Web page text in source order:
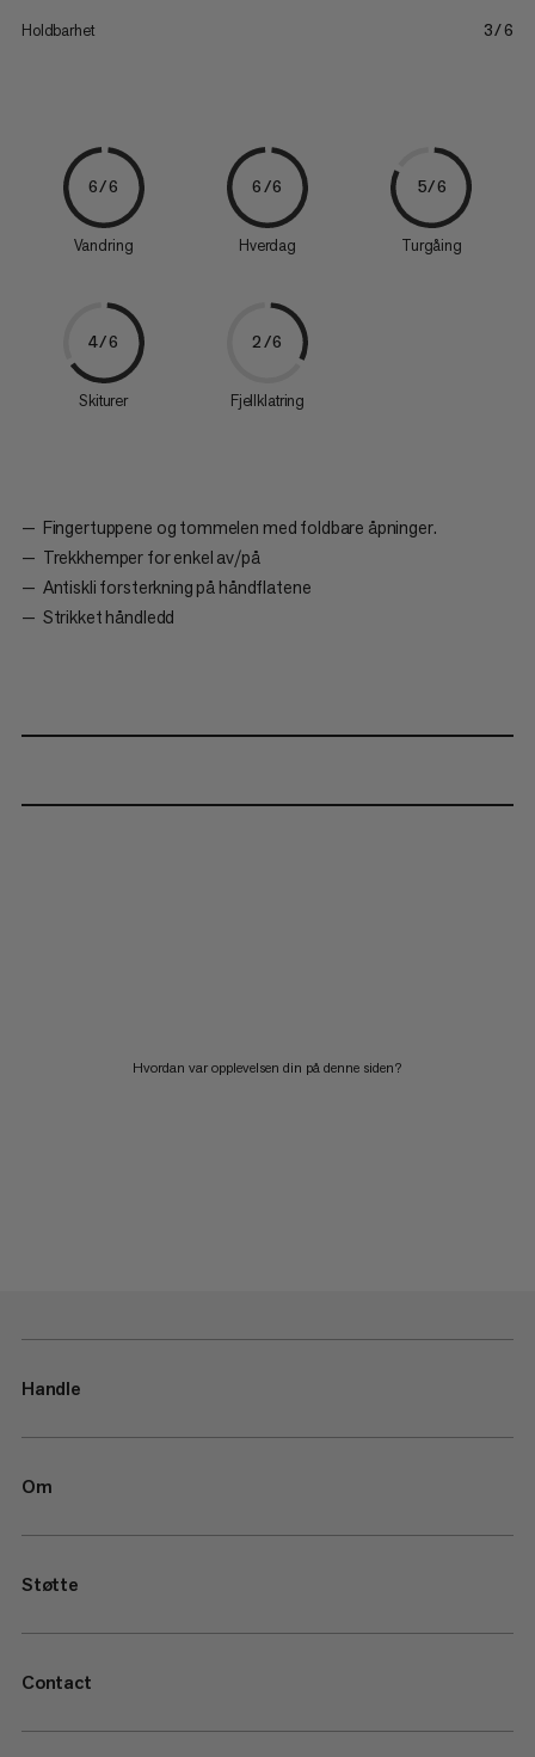
Holdbarhet 3/6
6/6
Vandring
6/6
Hverdag
5/6
Turgåing
4/6
Skiturer
2/6
Fjellklatring
Fingertuppene og tommelen med foldbare åpninger.
Trekkhemper for enkel av/på
Antiskli forsterkning på håndflatene
Strikket håndledd
Hvordan var opplevelsen din på denne siden?
Handle
Om
Støtte
Contact